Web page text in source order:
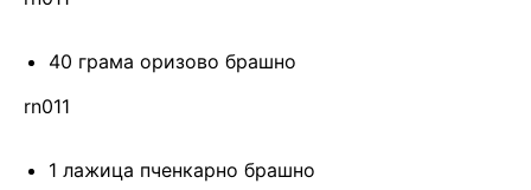
40 грама оризово брашно
rn011
1 лажица пченкарно брашно